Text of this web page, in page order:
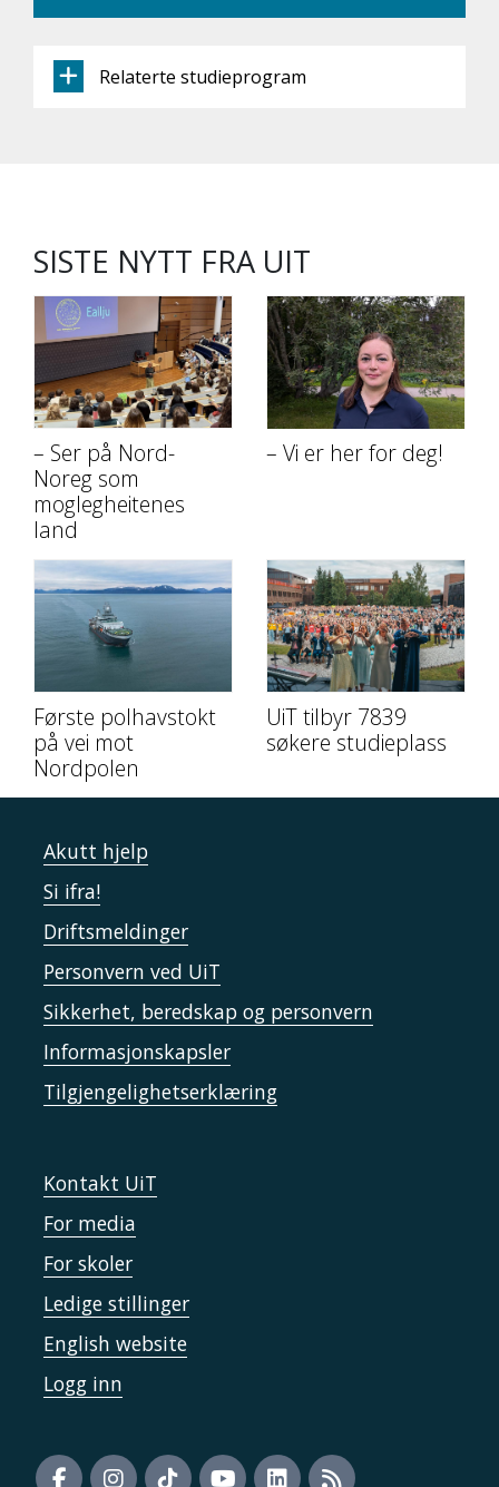
Relaterte studieprogram
SISTE NYTT FRA UIT
– Ser på Nord-
Noreg som
moglegheitenes
land
– Vi er her for deg!
Første polhavstokt
på vei mot
Nordpolen
UiT tilbyr 7839
søkere studieplass
Akutt hjelp
Si ifra!
Driftsmeldinger
Personvern ved UiT
Sikkerhet, beredskap og personvern
Informasjonskapsler
Tilgjengelighetserklæring
Kontakt UiT
For media
For skoler
Ledige stillinger
English website
Logg inn